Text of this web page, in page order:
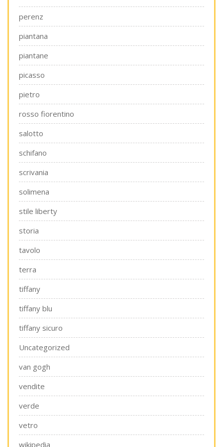
perenz
piantana
piantane
picasso
pietro
rosso fiorentino
salotto
schifano
scrivania
solimena
stile liberty
storia
tavolo
terra
tiffany
tiffany blu
tiffany sicuro
Uncategorized
van gogh
vendite
verde
vetro
wikipedia